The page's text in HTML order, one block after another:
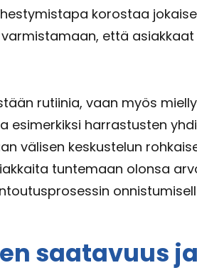
korostaa
että asiakkaat
rutiinia, vaan myös
esimerkiksi harrastusten
välisen keskustelun
tuntemaan olonsa
saatavuus ja